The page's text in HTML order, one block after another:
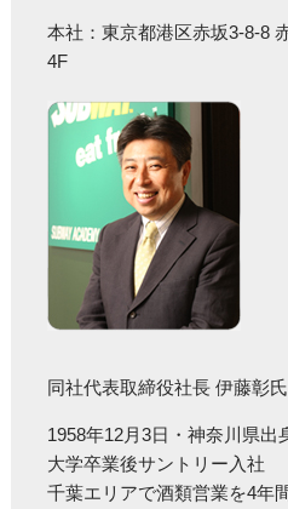
本社：東京都港区赤坂3-8-8
4F
同社代表取締役社長 伊藤彰氏
1958年12月3日・神奈川県出
大学卒業後サントリー入社
千葉エリアで酒類営業を4年